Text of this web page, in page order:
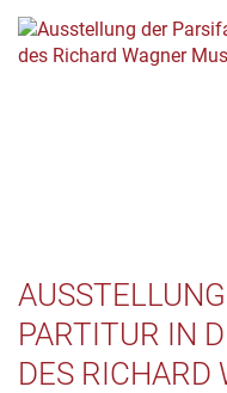
PARTITUR IN
DES RICHARD